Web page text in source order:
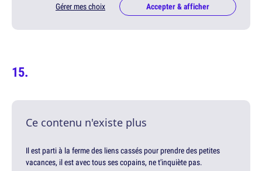
Gérer mes choix Accepter & afficher
Ce contenu n'existe plus
Il est parti à la ferme des liens cassés pour prendre des petites
vacances, il est avec tous ses copains, ne t'inquiète pas.